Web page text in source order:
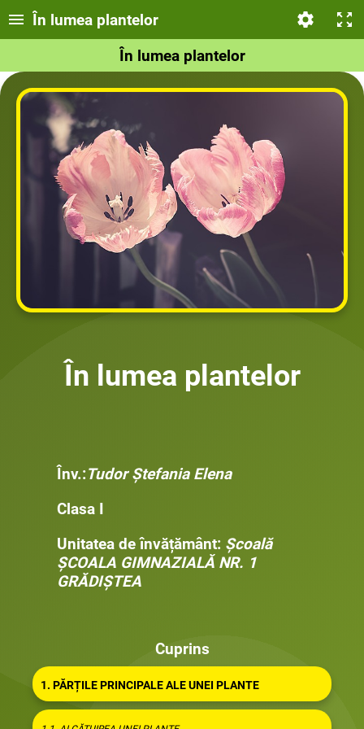
În lumea plantelor
În lumea plantelor
În lumea plantelor
Înv.:Tudor Ștefania Elena
Clasa I
Unitatea de învățământ: Școală
ȘCOALA GIMNAZIALĂ NR. 1
GRĂDIȘTEA
Cuprins
1. PĂRȚILE PRINCIPALE ALE UNEI PLANTE